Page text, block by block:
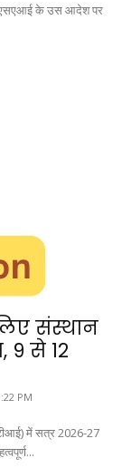
के उस आदेश पर
संस्थान
9 से 12
PM
में सत्र 2026-27